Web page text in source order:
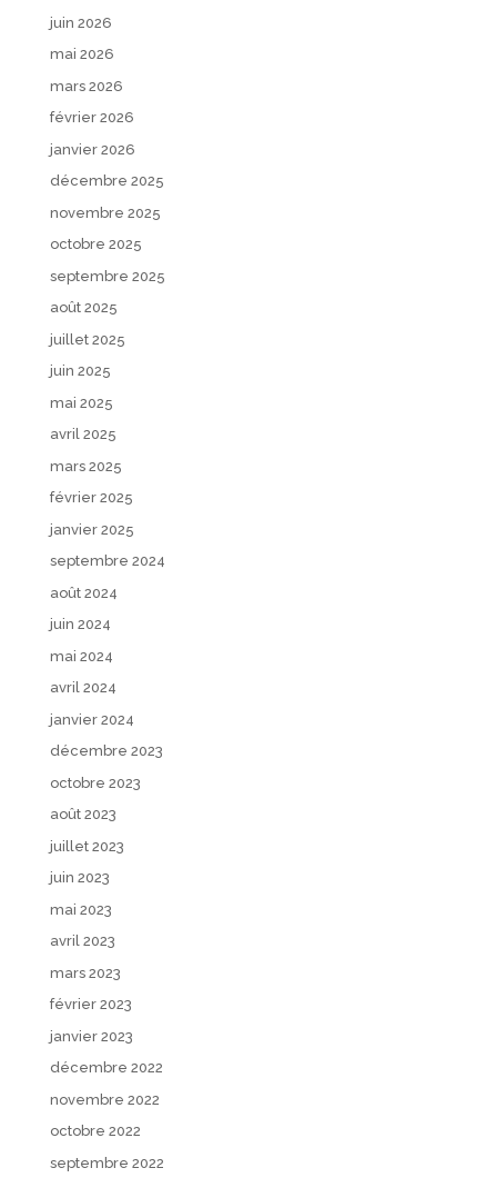
juin 2026
mai 2026
mars 2026
février 2026
janvier 2026
décembre 2025
novembre 2025
octobre 2025
septembre 2025
août 2025
juillet 2025
juin 2025
mai 2025
avril 2025
mars 2025
février 2025
janvier 2025
septembre 2024
août 2024
juin 2024
mai 2024
avril 2024
janvier 2024
décembre 2023
octobre 2023
août 2023
juillet 2023
juin 2023
mai 2023
avril 2023
mars 2023
février 2023
janvier 2023
décembre 2022
novembre 2022
octobre 2022
septembre 2022